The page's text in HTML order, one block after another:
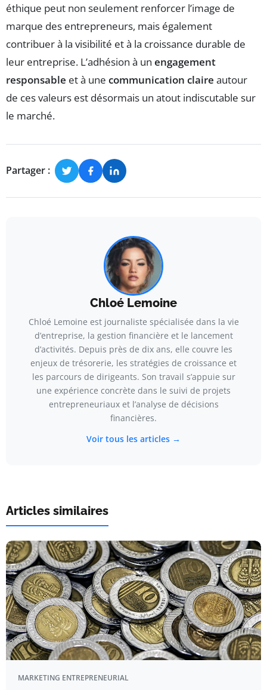
éthique peut non seulement renforcer l’image de
marque des entrepreneurs, mais également
contribuer à la visibilité et à la croissance durable de
leur entreprise. L’adhésion à un engagement
responsable et à une communication claire autour
de ces valeurs est désormais un atout indiscutable sur
le marché.
Partager :
Chloé Lemoine
Chloé Lemoine est journaliste spécialisée dans la vie
d’entreprise, la gestion financière et le lancement
d’activités. Depuis près de dix ans, elle couvre les
enjeux de trésorerie, les stratégies de croissance et
les parcours de dirigeants. Son travail s’appuie sur
une expérience concrète dans le suivi de projets
entrepreneuriaux et l’analyse de décisions
financières.
Voir tous les articles →
Articles similaires
MARKETING ENTREPRENEURIAL